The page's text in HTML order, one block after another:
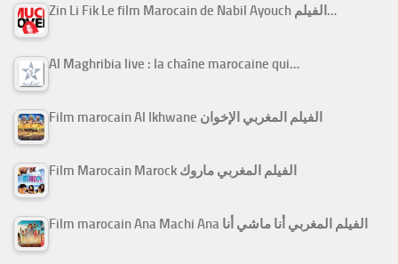
Zin Li Fik Le film Marocain de Nabil Ayouch الفيلم…
Al Maghribia live : la chaîne marocaine qui…
Film marocain Al Ikhwane الفيلم المغربي الإخوان
Film Marocain Marock الفيلم المغربي ماروك
Film marocain Ana Machi Ana الفيلم المغربي أنا ماشي أنا